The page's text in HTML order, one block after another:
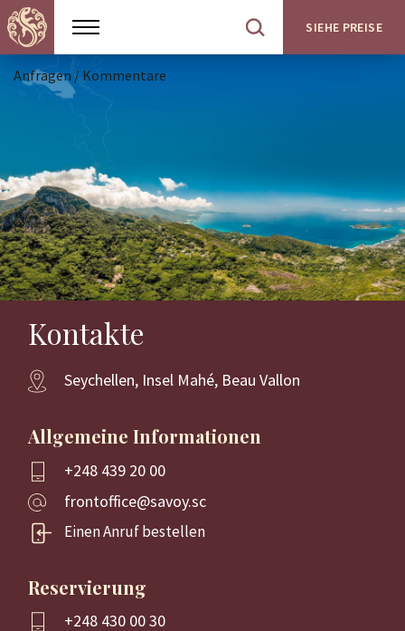
Show
menu
Open
site
SIEHE PREISE
Kontakte
Seychellen, Insel Mahé, Beau Vallon
Allgemeine Informationen
+248 439 20 00
frontoffice@savoy.sc
Einen Anruf bestellen
Reservierung
+248 430 00 30
Anfragen / Kommentare